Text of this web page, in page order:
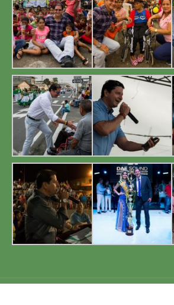
in
new
window
in
new
window
in
new
window